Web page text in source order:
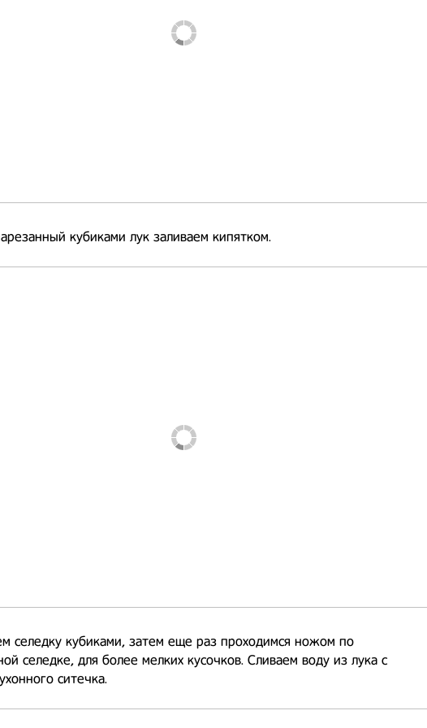
кубиками лук заливаем кипятком.
селедку кубиками, затем еще раз проходимся ножом по
селедке, для более мелких кусочков. Сливаем воду из лука с
ситечка.